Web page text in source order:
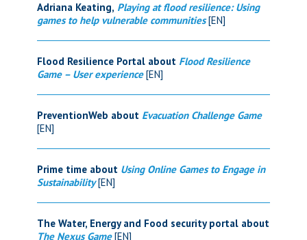
Adriana Keating, Playing at flood resilience: Using
games to help vulnerable communities[EN]
Flood Resilience Portal about Flood Resilience
Game – User experience[EN]
PreventionWeb about Evacuation Challenge Game
[EN]
Prime time about Using Online Games to Engage in
Sustainability[EN]
The Water, Energy and Food security portal about
The Nexus Game[EN]